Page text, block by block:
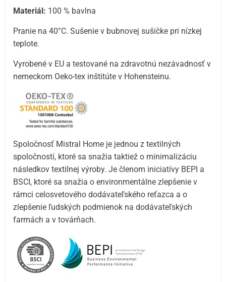
Materiál: 100 % bavlna
Pranie na 40°C. Sušenie v bubnovej sušičke pri nízkej
teplote.
Vyrobené v EU a testované na zdravotnú nezávadnosť v
nemeckom Oeko-tex inštitúte v Hohensteinu.
Spoločnosť Mistral Home je jednou z textilných
spoločností, ktoré sa snažia taktiež o minimalizáciu
následkov textilnej výroby. Je členom iniciatívy BEPI a
BSCI, ktoré sa snažia o environmentálne zlepšenie v
rámci celosvetového dodávateľského reťazca a o
zlepšenie ľudských podmienok na dodávateľských
farmách a v továrňach.